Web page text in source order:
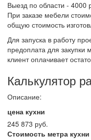
Выезд по области - 4000
При заказе мебели
общую стоимость
Для запуска в работу
предоплата для закупки
клиент оплачивает
Калькулятор
Описание:
цена кухни
245 873 руб.
Стоимость метра кухни